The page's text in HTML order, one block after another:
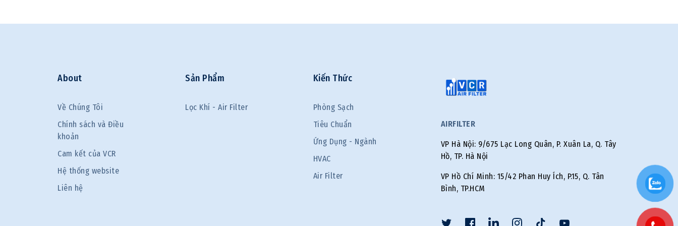
About
Về Chúng Tôi
Chính sách và Điều
khoản
Cam kết của VCR
Hệ thống website
Liên hệ
Sản Phẩm
Lọc Khí - Air Filter
Kiến Thức
Phòng Sạch
Tiêu Chuẩn
Ứng Dụng - Ngành
HVAC
Air Filter
AIRFILTER
VP Hà Nội: 9/675 Lạc Long Quân, P. Xuân La, Q. Tây
Hồ, TP. Hà Nội
VP Hồ Chí Minh: 15/42 Phan Huy Ích, P.15, Q. Tân
Bình, TP.HCM